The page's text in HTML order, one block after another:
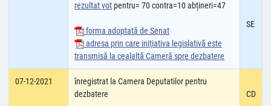
rezultat vot pentru= 70 contra=10 abțineri=47
forma adoptată de Senat
adresa prin care iniţiativa legislativă este
transmisă la cealaltă Cameră spre dezbatere
SE
07-12-2021
înregistrat la Camera Deputatilor pentru
dezbatere
CD